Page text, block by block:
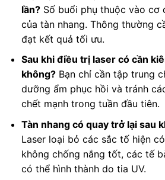
lần?Số buổi phụ thuộc vào cơ
của tàn nhang. Thông thường
đạt kết quả tối ưu.
Sau khi điều trị laser có cần
không?Bạn chỉ cần tập trung
dưỡng ẩm phục hồi và tránh
chết mạnh trong tuần đầu tiên.
Tàn nhang có quay trở lại sau
Laser loại bỏ các sắc tố hiện
không chống nắng tốt, các tế
có thể hình thành do tia UV.